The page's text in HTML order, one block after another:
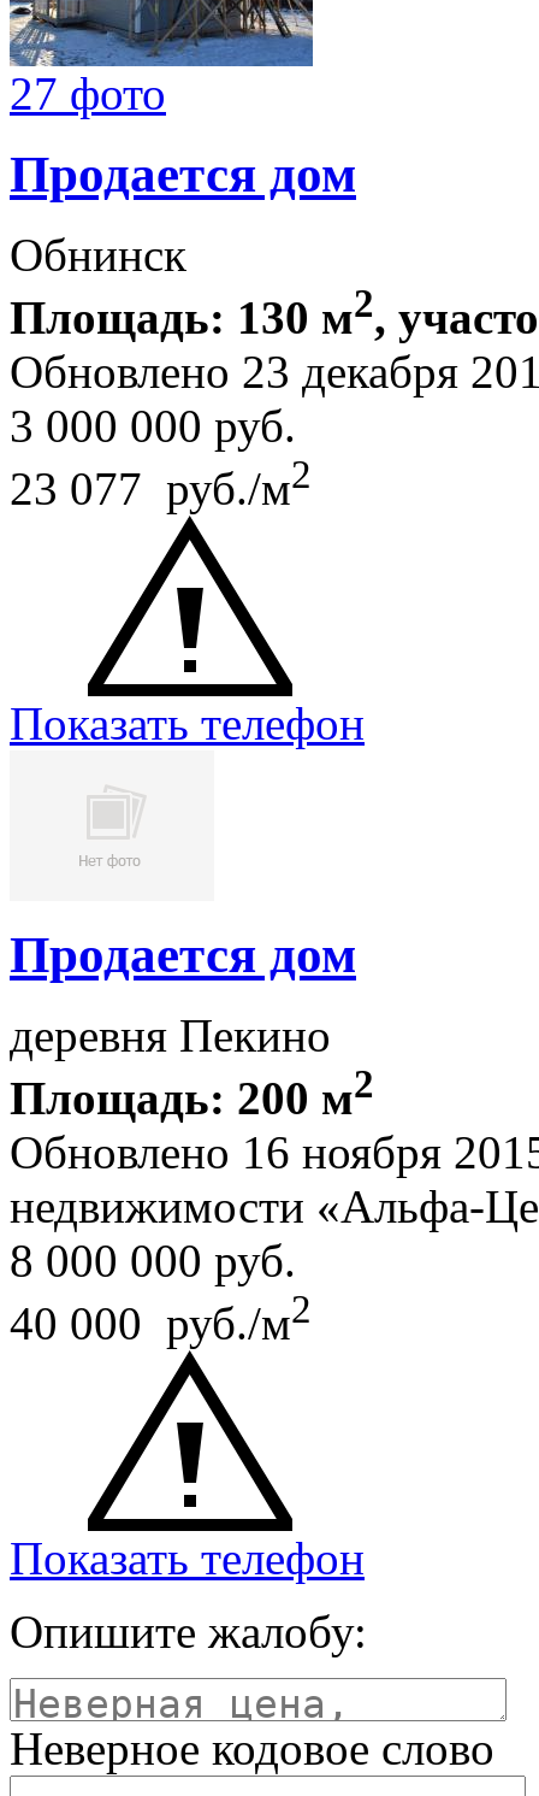
27 фото
Продается дом
Обнинск
Площадь: 130 м2,
Обновлено 23 декабря
3 000 000 руб.
23 077 руб./м2
Показать телефон
Продается дом
деревня Пекино
Площадь: 200 м2
Обновлено 16 ноября
недвижимости «Альфа-
8 000 000 руб.
40 000 руб./м2
Показать телефон
Опишите жалобу:
Неверное кодовое слово